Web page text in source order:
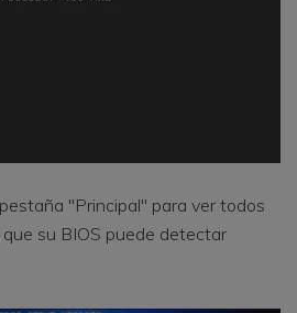
"Principal" para ver todos
su BIOS puede detectar